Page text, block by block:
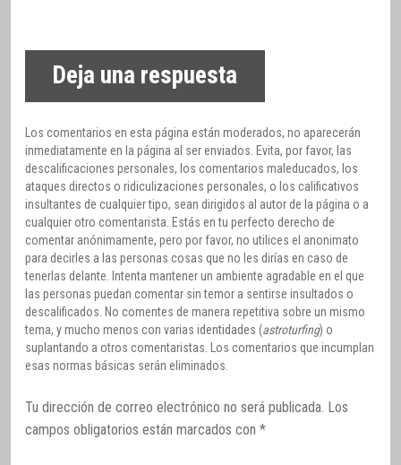
Deja una respuesta
Los comentarios en esta página están moderados, no aparecerán
inmediatamente en la página al ser enviados. Evita, por favor, las
descalificaciones personales, los comentarios maleducados, los
ataques directos o ridiculizaciones personales, o los calificativos
insultantes de cualquier tipo, sean dirigidos al autor de la página o a
cualquier otro comentarista. Estás en tu perfecto derecho de
comentar anónimamente, pero por favor, no utilices el anonimato
para decirles a las personas cosas que no les dirías en caso de
tenerlas delante. Intenta mantener un ambiente agradable en el que
las personas puedan comentar sin temor a sentirse insultados o
descalificados. No comentes de manera repetitiva sobre un mismo
tema, y mucho menos con varias identidades (astroturfing) o
suplantando a otros comentaristas. Los comentarios que incumplan
esas normas básicas serán eliminados.
Tu dirección de correo electrónico no será publicada. Los
campos obligatorios están marcados con *